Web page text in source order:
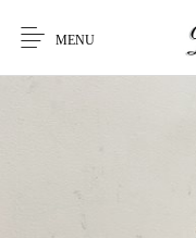
MENU